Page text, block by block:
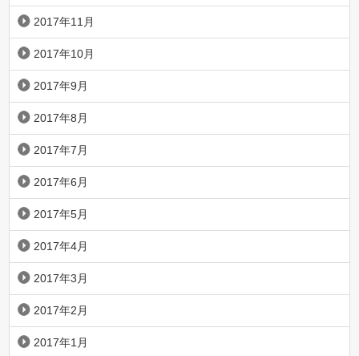
2017年11月
2017年10月
2017年9月
2017年8月
2017年7月
2017年6月
2017年5月
2017年4月
2017年3月
2017年2月
2017年1月